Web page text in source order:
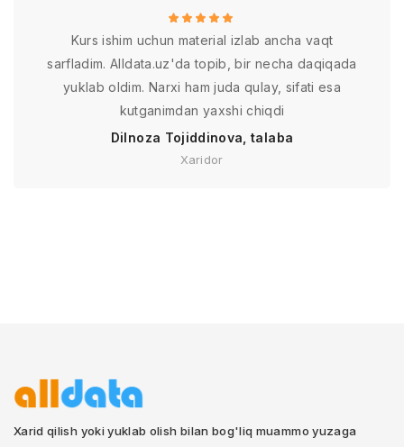
Kurs ishim uchun material izlab ancha vaqt
sarfladim. Alldata.uz'da topib, bir necha daqiqada
yuklab oldim. Narxi ham juda qulay, sifati esa
kutganimdan yaxshi chiqdi
Dilnoza Tojiddinova, talaba
Xaridor
Xarid qilish yoki yuklab olish bilan bog'liq muammo yuzaga